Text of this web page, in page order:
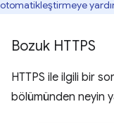
otomatikleştirmeye
Bozuk HTTPS
HTTPS ile ilgili bir
bölümünden neyin